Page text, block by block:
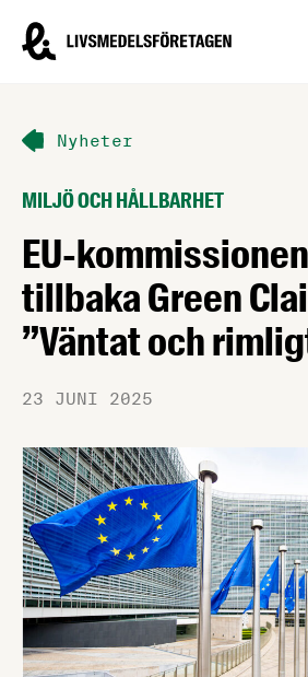
Livsmedelsföretagen – till startsidan
Nyheter
MILJÖ OCH HÅLLBARHET
EU-
tillbaka Green
”Väntat och
23 JUNI 2025